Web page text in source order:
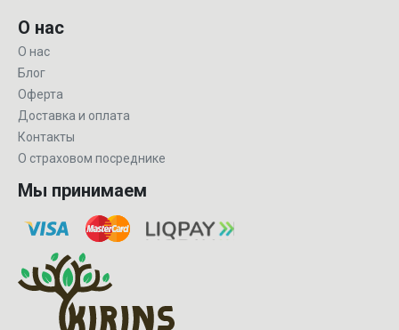
О нас
О нас
Блог
Оферта
Доставка и оплата
Контакты
О страховом посреднике
Мы принимаем